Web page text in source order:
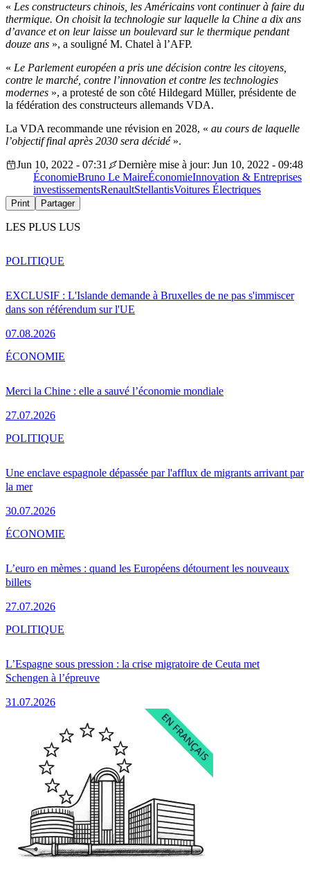
« Les constructeurs chinois, les Américains vont continuer à faire du
thermique. On choisit la technologie sur laquelle la Chine a dix ans
d’avance et on leur laisse un boulevard sur le thermique pendant
douze ans », a souligné M. Chatel à l’AFP.
« Le Parlement européen a pris une décision contre les citoyens,
contre le marché, contre l’innovation et contre les technologies
modernes », a protesté de son côté Hildegard Müller, présidente de
la fédération des constructeurs allemands VDA.
La VDA recommande une révision en 2028, « au cours de laquelle
l’objectif final après 2030 sera décidé ».
Jun 10, 2022 - 07:31
Dernière mise à jour: Jun 10, 2022 - 09:48
ÉconomieBruno Le MaireÉconomieInnovation & Entreprises
investissementsRenaultStellantisVoitures Électriques
Print Partager
LES PLUS LUS
EXCLUSIF : L'Islande demande à Bruxelles de ne pas s'immiscer
dans son référendum sur l'UE
07.08.2026
POLITIQUE
Merci la Chine : elle a sauvé l’économie mondiale
27.07.2026
ÉCONOMIE
Une enclave espagnole dépassée par l'afflux de migrants arrivant par
la mer
30.07.2026
POLITIQUE
L’euro en mèmes : quand les Européens détournent les nouveaux
billets
27.07.2026
ÉCONOMIE
L’Espagne sous pression : la crise migratoire de Ceuta met
Schengen à l’épreuve
31.07.2026
POLITIQUE